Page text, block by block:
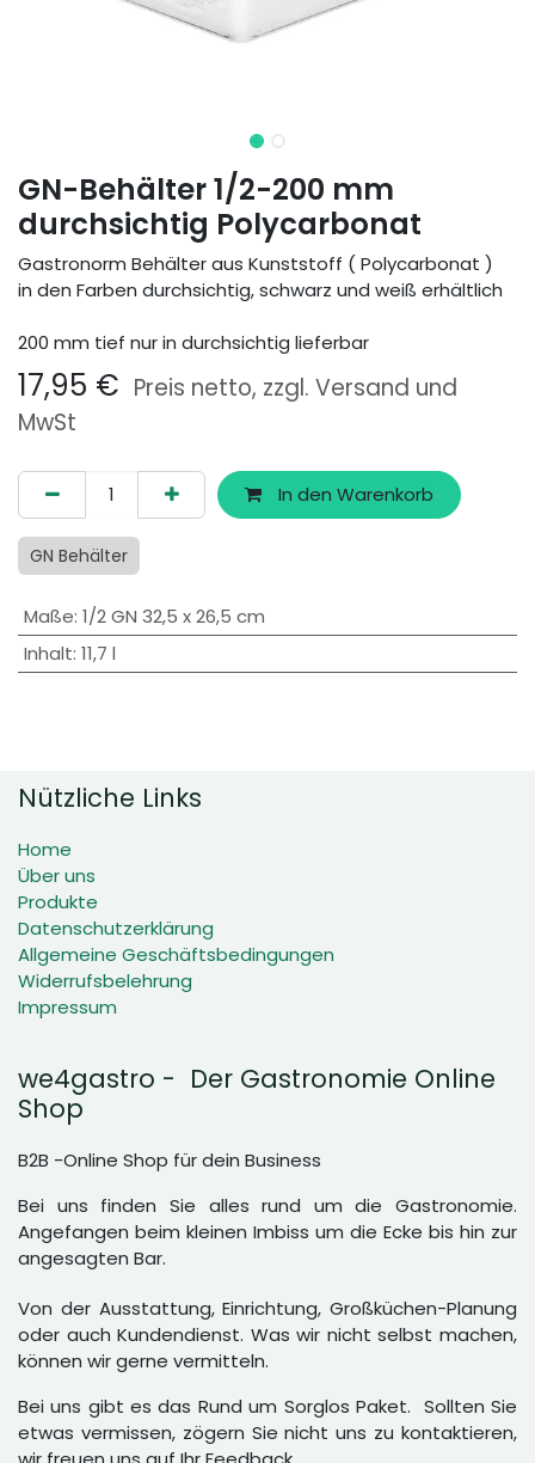
GN-Behälter 1/2-200 mm
durchsichtig Polycarbonat
Gastronorm Behälter aus Kunststoff ( Polycarbonat )
in den Farben durchsichtig, schwarz und weiß erhältlich
200 mm tief nur in durchsichtig lieferbar
17,95 € Preis netto, zzgl. Versand und
MwSt
In den Warenkorb
GN Behälter
Maße: 1/2 GN 32,5 x 26,5 cm
Inhalt: 11,7 l
Nützliche Links
Home
Über uns
Produkte
Datenschutzerklärung
Allgemeine Geschäftsbedingungen
Widerrufsbelehrung
Impressum
we4gastro - Der Gastronomie Online
Shop
B2B -Online Shop für dein Business
Bei uns finden Sie alles rund um die Gastronomie.
Angefangen beim kleinen Imbiss um die Ecke bis hin zur
angesagten Bar.
Von der Ausstattung, Einrichtung, Großküchen-Planung
oder auch Kundendienst. Was wir nicht selbst machen,
können wir gerne vermitteln.
Bei uns gibt es das Rund um Sorglos Paket. Sollten Sie
etwas vermissen, zögern Sie nicht uns zu kontaktieren,